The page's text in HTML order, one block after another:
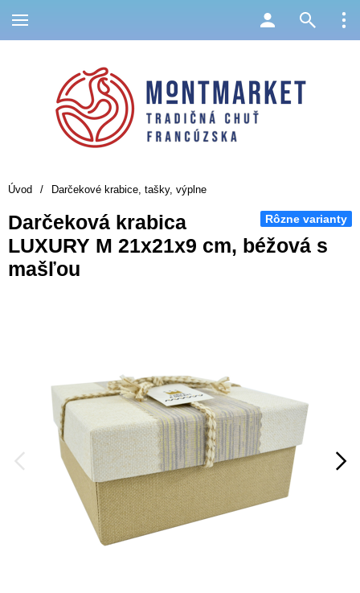
Úvod / Darčekové krabice, tašky, výplne
Rôzne varianty
Darčeková krabica
LUXURY M 21x21x9 cm, béžová s
mašľou